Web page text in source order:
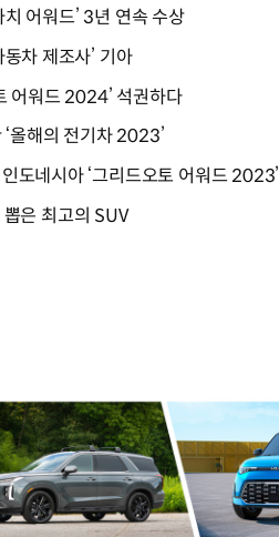
치 어워드’ 3년 연속 수상
동차 제조사’ 기아
어워드 2024’ 석권하다
올해의 전기차 2023’
도네시아 ‘그리드오토 어워드 2023’
은 최고의 SUV